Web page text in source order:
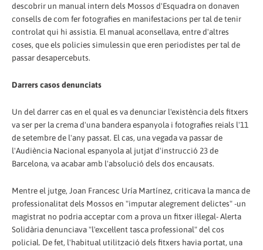
descobrir un manual intern dels Mossos d'Esquadra on donaven
consells de com fer fotografies en manifestacions per tal de tenir
controlat qui hi assistia. El manual aconsellava, entre d'altres
coses, que els policies simulessin que eren periodistes per tal de
passar desapercebuts.
Darrers casos denunciats
Un del darrer cas en el qual es va denunciar l'existència dels fitxers
va ser per la crema d'una bandera espanyola i fotografies reials l'11
de setembre de l'any passat. El cas, una vegada va passar de
l'Audiència Nacional espanyola al jutjat d'instrucció 23 de
Barcelona, va acabar amb l'absolució dels dos encausats.
Mentre el jutge, Joan Francesc Uría Martínez, criticava la manca de
professionalitat dels Mossos en "imputar alegrement delictes" -un
magistrat no podria acceptar com a prova un fitxer il·legal- Alerta
Solidària denunciava "l'excel·lent tasca professional" del cos
policial. De fet, l'habitual utilització dels fitxers havia portat, una